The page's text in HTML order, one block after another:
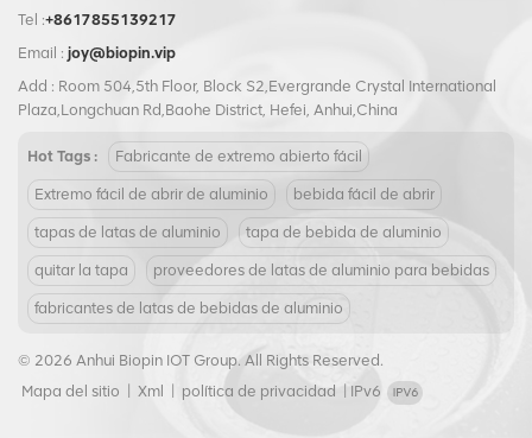
Tel :+8617855139217
Email : joy@biopin.vip
Add : Room 504,5th Floor, Block S2,Evergrande Crystal International
Plaza,Longchuan Rd,Baohe District, Hefei, Anhui,China
Hot Tags : Fabricante de extremo abierto fácil
Extremo fácil de abrir de aluminio bebida fácil de abrir
tapas de latas de aluminio tapa de bebida de aluminio
quitar la tapa proveedores de latas de aluminio para bebidas
fabricantes de latas de bebidas de aluminio
© 2026 Anhui Biopin IOT Group. All Rights Reserved.
Mapa del sitio
Xml política de privacidad IPv6